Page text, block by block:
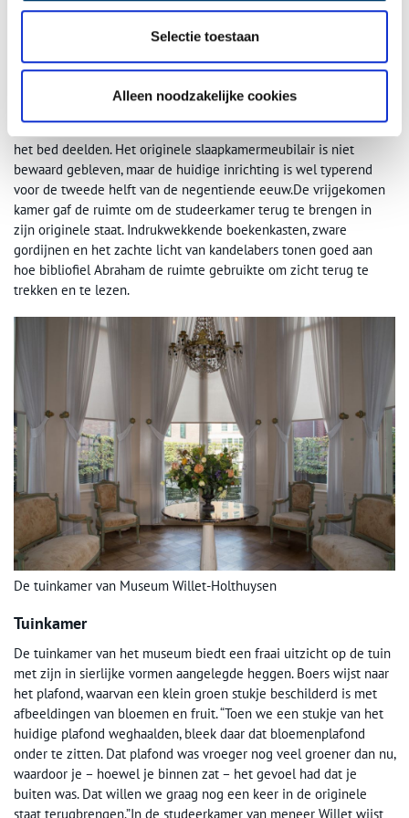
Selectie toestaan
Alleen noodzakelijke cookies
Deventer tapijt dat er in de tijd van de Willets lag. “We hadden
nog een stukje van het originele tapijt en vervolgens hebben we
ruimtes die zijn teruggebracht in de originele staat zijn de
slaapkamer van het echtpaar en de studeerkamer van Abraham.
Het hemelbed met nachtkastjes en de kaptafel vormen het
middelpunt van de grotere ruimte waar de Willets daadwerkelijk
het bed deelden. Het originele slaapkamermeubilair is niet
bewaard gebleven, maar de huidige inrichting is wel typerend
voor de tweede helft van de negentiende eeuw.De vrijgekomen
kamer gaf de ruimte om de studeerkamer terug te brengen in
zijn originele staat. Indrukwekkende boekenkasten, zware
gordijnen en het zachte licht van kandelabers tonen goed aan
hoe bibliofiel Abraham de ruimte gebruikte om zicht terug te
trekken en te lezen.
De tuinkamer van Museum Willet-Holthuysen
Tuinkamer
De tuinkamer van het museum biedt een fraai uitzicht op de tuin
met zijn in sierlijke vormen aangelegde heggen. Boers wijst naar
het plafond, waarvan een klein groen stukje beschilderd is met
afbeeldingen van bloemen en fruit. “Toen we een stukje van het
huidige plafond weghaalden, bleek daar dat bloemenplafond
onder te zitten. Dat plafond was vroeger nog veel groener dan nu,
waardoor je – hoewel je binnen zat – het gevoel had dat je
buiten was. Dat willen we graag nog een keer in de originele
staat terugbrengen.”In de studeerkamer van meneer Willet wijst